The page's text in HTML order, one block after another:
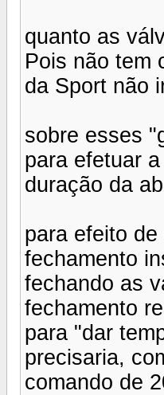
quanto as
Pois não tem
da Sport não
sobre esses
para efetuar
duração da
para efeito
fechamento
fechando as
fechamento
para "dar
precisaria,
comando de